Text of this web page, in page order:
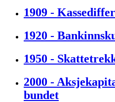
1909 -
1920 -
1950 -
2000 -
bundet